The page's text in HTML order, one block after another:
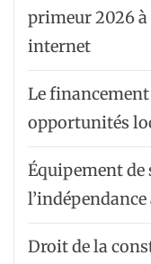
primeur 2026
internet
Le
opportunités
Équipement de
Droit de la